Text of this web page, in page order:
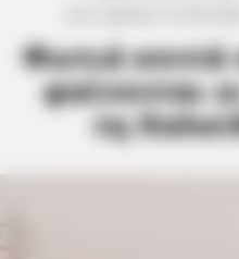
Φωτιά κοντά
φαίνονται
τη